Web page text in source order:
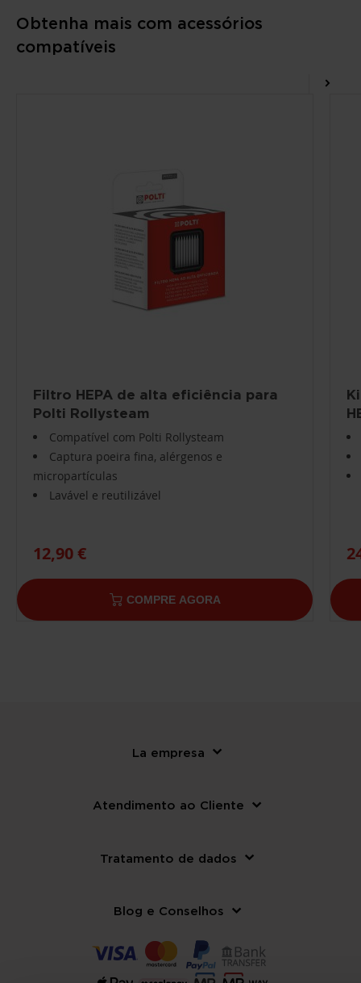
Obtenha mais com acessórios
compatíveis
Filtro HEPA de alta eficiência para
Polti Rollysteam
Compatível com Polti Rollysteam
Captura poeira fina, alérgenos e
micropartículas
Lavável e reutilizável
12,90 €
COMPRE AGORA
La empresa
Atendimento ao Cliente
Tratamento de dados
Blog e Conselhos